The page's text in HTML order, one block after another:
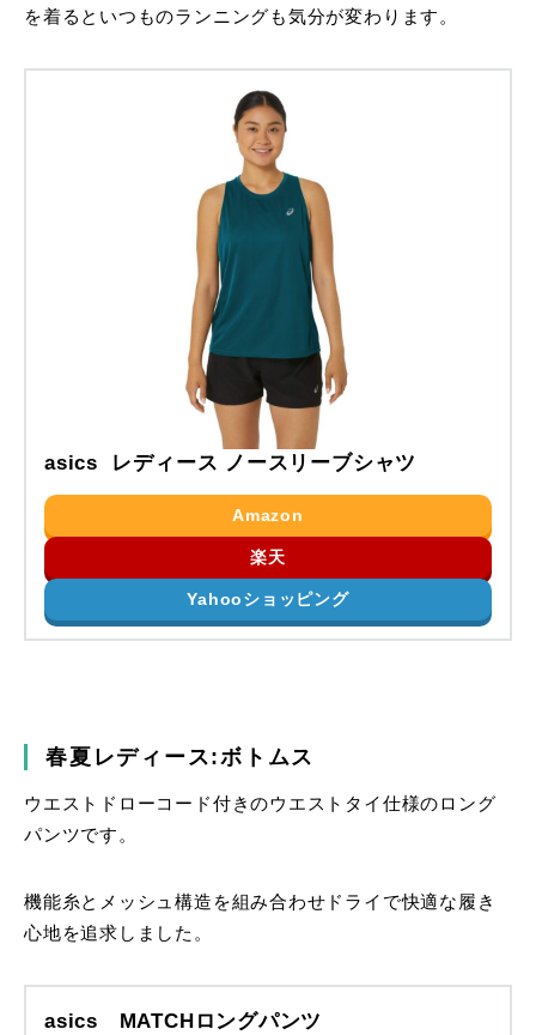
を着るといつものランニングも気分が変わります。
asics レディース ノースリーブシャツ
Amazon
楽天
Yahooショッピング
春夏レディース:ボトムス
ウエストドローコード付きのウエストタイ仕様のロング
パンツです。
機能糸とメッシュ構造を組み合わせドライで快適な履き
心地を追求しました。
asics MATCHロングパンツ